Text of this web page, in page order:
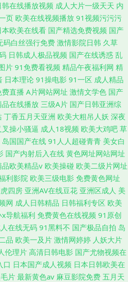
韩在线播放视频 成人大片一级天天 内
页 欧美在线视频播放 91视频污污污
本欧美在线看 国产精选免费视频 国产
码白丝强行免费 激情影院日韩 久草
日韩成人极品视频 国产在线诱惑 乱
片 91免费看视频 精品午夜福利网 精
日本理论 91操电影 91一区 成人精品
费直播 A片网站网址 激情文学色 国产
品在线播放 三级A片 国产日韩亚洲综
丁香五月天亚洲 欧美大粗吊人妖 深夜
操小骚逼 成人18视频 欧美大鸡吧 草
岛国国产在线 91人人超碰青青 美女白
国产内射后入在线 黄色网址网站网址
品欧美精品v 欧美操碰 欧美二级片网址
利影院 欧美三级电影 免费黄色网址
四房 亚洲AV在线豆花 亚洲区成人 美
网 成人日韩精品 日韩福利专区 欧美
x导航福利 免费黄色在线视频 91原创
在线无码 91黑料不 国产极品自拍 岛
品 欧美一及片 激情网婷婷 人妖大片
伦理片 高清日韩电影 国产尤物视频在
口 日本国产成人视频 日本日韩欧美在
片 最新黄色av 麻豆影院免费 五月天